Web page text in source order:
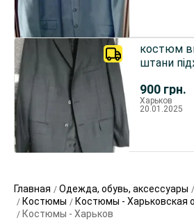
900 грн.
костюм
штани
Харьков
20.01.2025
Главная Одежда, обувь, аксессуары
Костюмы
Костюмы - Харьковская
Костюмы - Харьков